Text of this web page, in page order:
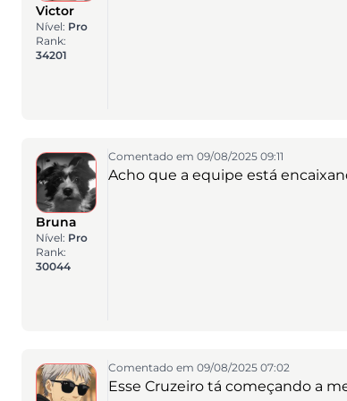
Victor
Nível: Pro
Rank:
34201
Bruna
Nível: Pro
Rank:
30044
Comentado em 09/08/2025 09:11
Acho que a equipe está
Comentado em 09/08/2025 07:02
Esse Cruzeiro tá começando a